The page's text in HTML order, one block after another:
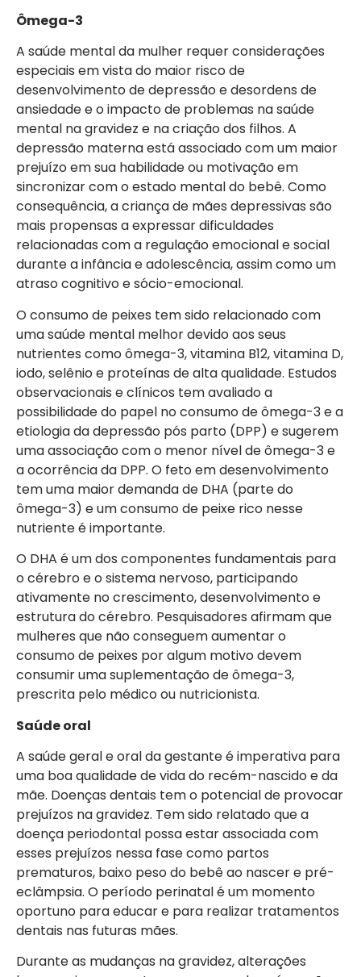
Ômega-3
A saúde mental da mulher requer considerações
especiais em vista do maior risco de
desenvolvimento de depressão e desordens de
ansiedade e o impacto de problemas na saúde
mental na gravidez e na criação dos filhos. A
depressão materna está associado com um maior
prejuízo em sua habilidade ou motivação em
sincronizar com o estado mental do bebê. Como
consequência, a criança de mães depressivas são
mais propensas a expressar dificuldades
relacionadas com a regulação emocional e social
durante a infância e adolescência, assim como um
atraso cognitivo e sócio-emocional.
O consumo de peixes tem sido relacionado com
uma saúde mental melhor devido aos seus
nutrientes como ômega-3, vitamina B12, vitamina D,
iodo, selênio e proteínas de alta qualidade. Estudos
observacionais e clínicos tem avaliado a
possibilidade do papel no consumo de ômega-3 e a
etiologia da depressão pós parto (DPP) e sugerem
uma associação com o menor nível de ômega-3 e
a ocorrência da DPP. O feto em desenvolvimento
tem uma maior demanda de DHA (parte do
ômega-3) e um consumo de peixe rico nesse
nutriente é importante.
O DHA é um dos componentes fundamentais para
o cérebro e o sistema nervoso, participando
ativamente no crescimento, desenvolvimento e
estrutura do cérebro. Pesquisadores afirmam que
mulheres que não conseguem aumentar o
consumo de peixes por algum motivo devem
consumir uma suplementação de ômega-3,
prescrita pelo médico ou nutricionista.
Saúde oral
A saúde geral e oral da gestante é imperativa para
uma boa qualidade de vida do recém-nascido e da
mãe. Doenças dentais tem o potencial de provocar
prejuízos na gravidez. Tem sido relatado que a
doença periodontal possa estar associada com
esses prejuízos nessa fase como partos
prematuros, baixo peso do bebê ao nascer e pré-
eclâmpsia. O período perinatal é um momento
oportuno para educar e para realizar tratamentos
dentais nas futuras mães.
Durante as mudanças na gravidez, alterações